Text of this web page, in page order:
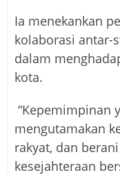
Ia menekankan
kolaborasi antar-
dalam
kota.
“Kepemimpinan
mengutamakan
rakyat, dan
kesejahteraan